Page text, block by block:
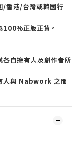
/香港/台灣或韓國行
100%正版正貨。
各自擁有人及創作者所
人與 Nabwork 之間